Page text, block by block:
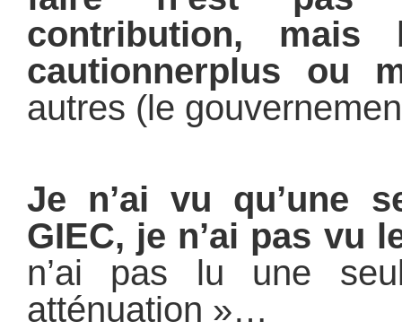
contribution,
cautionnerplus ou
autres (le
Je n’ai vu qu’une
GIEC, je n’ai pas vu
n’ai pas lu une
atténuation »…